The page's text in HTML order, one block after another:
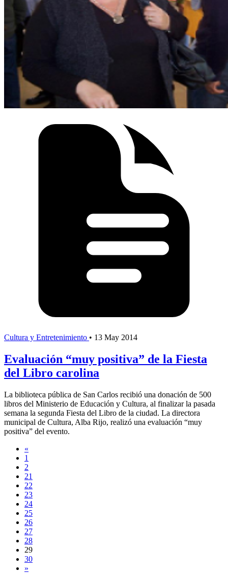
Cultura y Entretenimiento • 13 May 2014
Evaluación “muy positiva” de la Fiesta
del Libro carolina
La biblioteca pública de San Carlos recibió una donación de 500
libros del Ministerio de Educación y Cultura, al finalizar la pasada
semana la segunda Fiesta del Libro de la ciudad. La directora
municipal de Cultura, Alba Rijo, realizó una evaluación “muy
positiva” del evento.
«
1
2
21
22
23
24
25
26
27
28
29
30
»